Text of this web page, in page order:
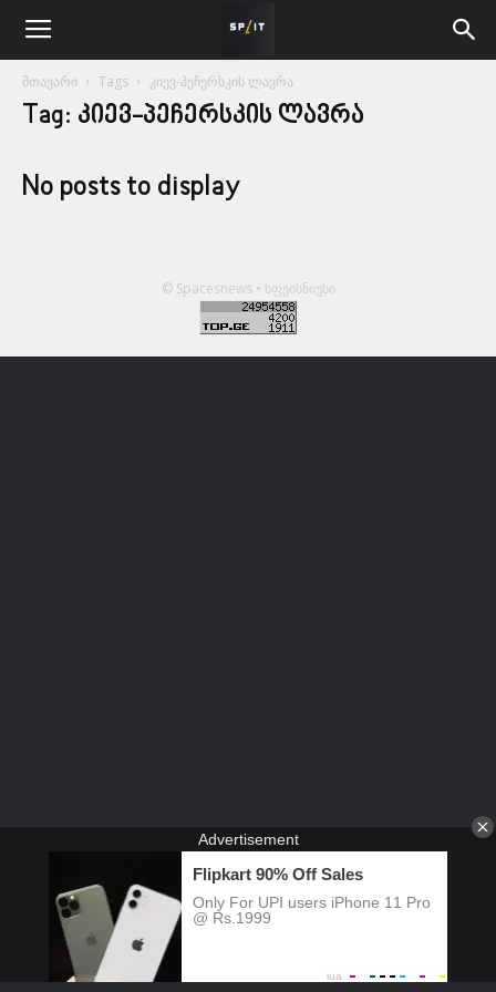
მთავარი Tags კიევ-პეჩერსკის ლავრა
Tag: კიევ-პეჩერსკის ლავრა
No posts to display
© Spacesnews • სფეისნიუსი